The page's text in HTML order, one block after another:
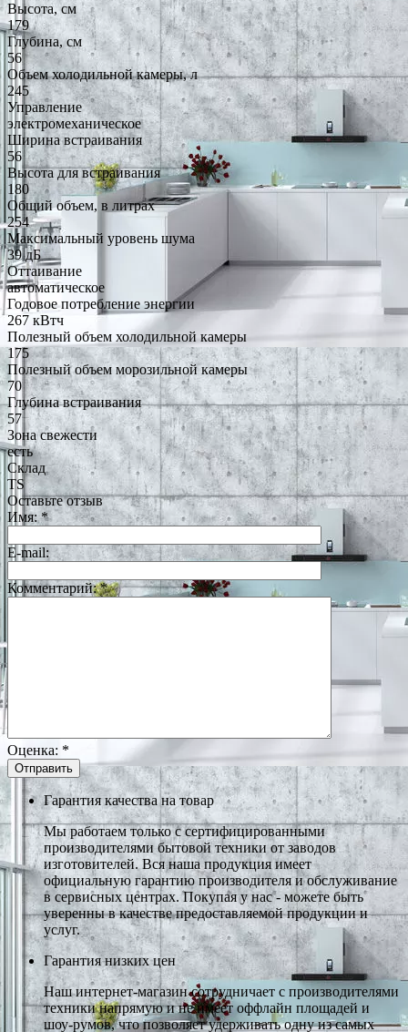
Высота, см
179
Глубина, см
56
Объем холодильной камеры, л
245
Управление
электромеханическое
Ширина встраивания
56
Высота для встраивания
180
Общий объем, в литрах
254
Максимальный уровень шума
39 дБ
Оттаивание
автоматическое
Годовое потребление энергии
267 кВтч
Полезный объем холодильной камеры
175
Полезный объем морозильной камеры
70
Глубина встраивания
57
Зона свежести
есть
Склад
TS
Оставьте отзыв
Имя:*
E-mail:
Комментарий:*
Оценка: *
Гарантия качества на товар
Мы работаем только с сертифицированными
производителями бытовой техники от заводов
изготовителей. Вся наша продукция имеет
официальную гарантию производителя и обслуживание
в сервисных центрах. Покупая у нас - можете быть
уверенны в качестве предоставляемой продукции и
услуг.
Гарантия низких цен
Наш интернет-магазин сотрудничает с производителями
техники напрямую и не имеет оффлайн площадей и
шоу-румов, что позволяет удерживать одну из самых